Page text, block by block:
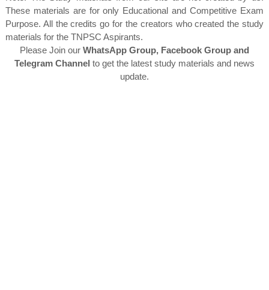
These materials are for only Educational and Competitive Exam
Purpose. All the credits go for the creators who created the study
materials for the TNPSC Aspirants.
Please Join our WhatsApp Group, Facebook Group and
Telegram Channel to get the latest study materials and news
update.